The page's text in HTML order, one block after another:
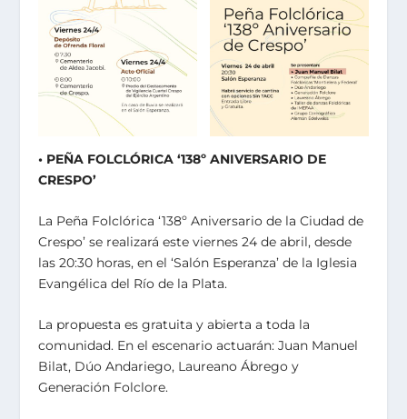
• PEÑA FOLCLÓRICA ‘138º ANIVERSARIO DE
CRESPO’
La Peña Folclórica ‘138º Aniversario de la Ciudad de
Crespo’ se realizará este viernes 24 de abril, desde
las 20:30 horas, en el ‘Salón Esperanza’ de la Iglesia
Evangélica del Río de la Plata.
La propuesta es gratuita y abierta a toda la
comunidad. En el escenario actuarán: Juan Manuel
Bilat, Dúo Andariego, Laureano Ábrego y
Generación Folclore.